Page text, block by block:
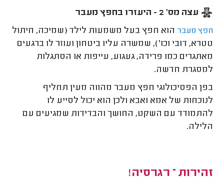
עצה מס' 2 - היעזרו בחפץ מעבר
חפץ מעבר הוא חפץ בעל משמעות לילד (שמיכה, חיתול
טטרא, דובי וכו'), שמשרה עליו ביטחון ועוזר לו ברגעים
מאתגרים כמו פרידה, געגוע, עייפות או הסתגלות
למסגרת חדשה.
בפן הפסיכולוגי חפץ מעבר מהווה מעין תחליף
לנוכחות של אמא ואבא ולכן הוא יכול לסייע לו
להתמודד עם השקט, החושך והבדידות שמגיעים עם
הלילה.
זהירות – רגרסיה!